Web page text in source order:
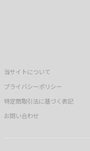
当サイトについて
プライバシーポリシー
特定商取引法に基づく表記
お問い合わせ